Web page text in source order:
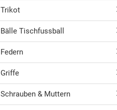
Trikot
Bälle Tischfussball
Federn
Griffe
Schrauben & Muttern